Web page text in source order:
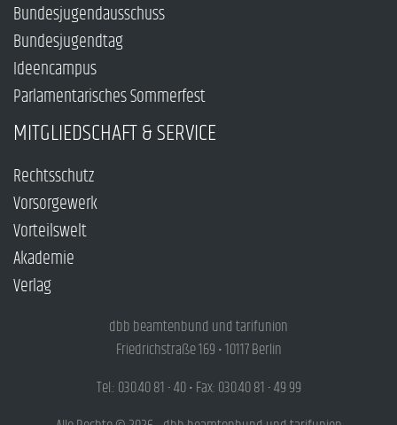
Bundesjugendausschuss
Bundesjugendtag
Ideencampus
Parlamentarisches Sommerfest
MITGLIEDSCHAFT & SERVICE
Rechtsschutz
Vorsorgewerk
Vorteilswelt
Akademie
Verlag
dbb beamtenbund und tarifunion
Friedrichstraße 169 • 10117 Berlin
Tel.: 030.40 81 - 40 • Fax: 030.40 81 - 49 99